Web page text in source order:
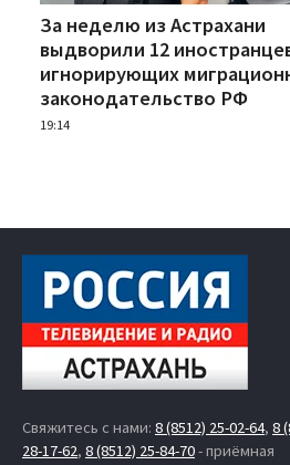
За неделю из Астрахани
выдворили 12
игнорирующих
законодательство РФ
19:14
Свяжитесь с нами: 8 (8512) 25-02-64, 8
28-17-62, 8 (8512) 25-84-70- приёмная